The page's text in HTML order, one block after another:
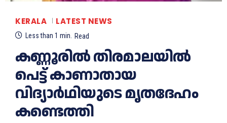
KERALA LATEST NEWS
Less than 1 min. Read
കണ്ണൂരില്‍ തിരമാലയില്‍
പെട്ട് കാണാതായ
വിദ്യാര്‍ഥിയുടെ മൃതദേഹം
കണ്ടെത്തി